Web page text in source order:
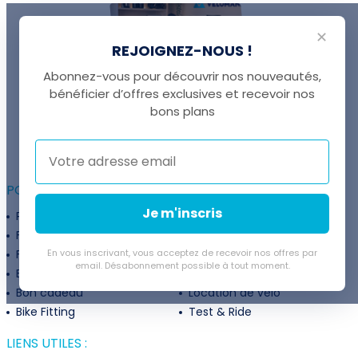
UNE QUESTION ?
+41 22 307 02 00
POUR ALLER PLUS LOIN :
Programme fidélité
Entreprises
Financement
Services
Flexibilité de paiement
Subventions
Extension de garantie
Politique de retour
Bon cadeau
Location de vélo
Bike Fitting
Test & Ride
LIENS UTILES :
✕
REJOIGNEZ-NOUS !
Abonnez-vous pour découvrir nos nouveautés,
bénéficier d’offres exclusives et recevoir nos
bons plans
Je m'inscris
En vous inscrivant, vous acceptez de recevoir nos offres par
email. Désabonnement possible à tout moment.